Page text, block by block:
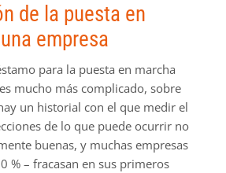
de la puesta en
empresa
para la puesta en marcha
mucho más complicado, sobre
un historial con el que medir el
de lo que puede ocurrir no
buenas, y muchas empresas
% – fracasan en sus primeros